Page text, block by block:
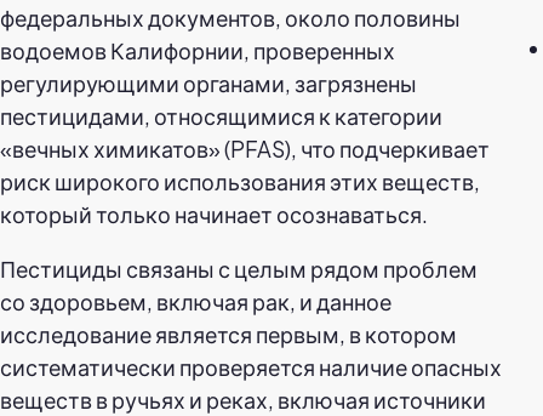
федеральных документов, около половины
водоемов Калифорнии, проверенных
регулирующими органами, загрязнены
пестицидами, относящимися к категории
«вечных химикатов» (PFAS), что подчеркивает
риск широкого использования этих веществ,
который только начинает осознаваться.
Пестициды связаны с целым рядом проблем
со здоровьем, включая рак, и данное
исследование является первым, в котором
систематически проверяется наличие опасных
веществ в ручьях и реках, включая источники